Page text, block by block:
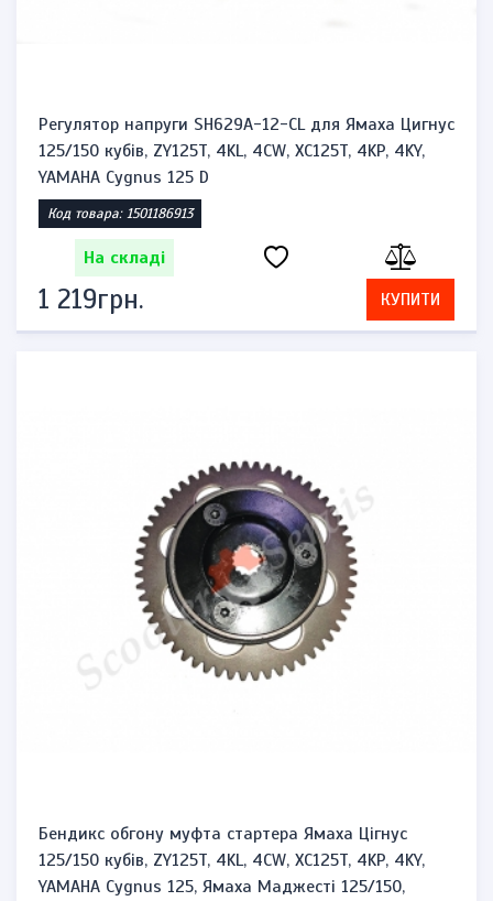
Регулятор напруги SH629A-12-CL для Ямаха Цигнус
125/150 кубів, ZY125T, 4KL, 4CW, XC125T, 4KP, 4KY,
YAMAHA Cygnus 125 D
Код товара: 1501186913
На складі
1 219грн. КУПИТИ
Бендикс обгону муфта стартера Ямаха Цігнус
125/150 кубів, ZY125T, 4KL, 4CW, XC125T, 4KP, 4KY,
YAMAHA Cygnus 125, Ямаха Маджесті 125/150,